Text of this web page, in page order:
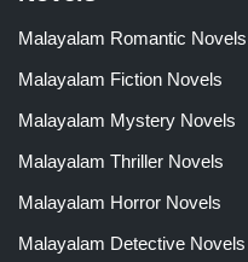
Malayalam Romantic Novels
Malayalam Fiction Novels
Malayalam Mystery Novels
Malayalam Thriller Novels
Malayalam Horror Novels
Malayalam Detective Novels